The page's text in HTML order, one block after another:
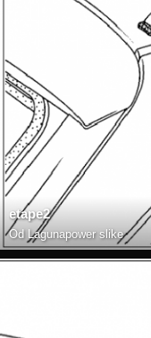
etape2
Od Lagunapower slike